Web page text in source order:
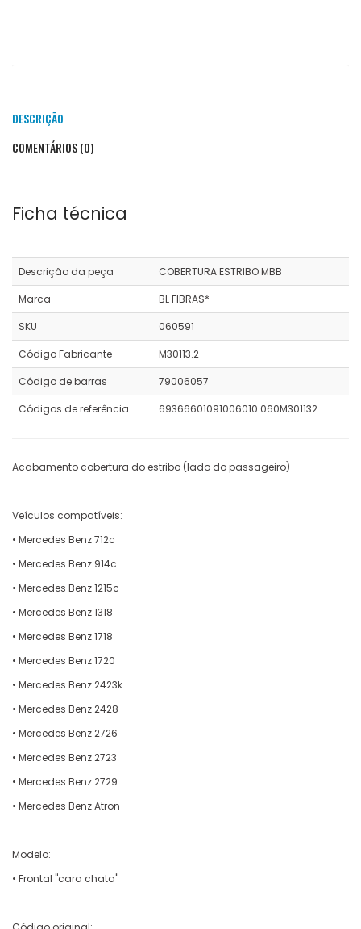
DESCRIÇÃO
COMENTÁRIOS (0)
Ficha técnica
Descrição da peça
COBERTURA ESTRIBO MBB
Marca
BL FIBRAS*
SKU
060591
Código Fabricante
M30113.2
Código de barras
79006057
Códigos de referência
69366601091006010.060M301132
Acabamento cobertura do estribo (lado do passageiro)
Veículos compatíveis:
• Mercedes Benz 712c
• Mercedes Benz 914c
• Mercedes Benz 1215c
• Mercedes Benz 1318
• Mercedes Benz 1718
• Mercedes Benz 1720
• Mercedes Benz 2423k
• Mercedes Benz 2428
• Mercedes Benz 2726
• Mercedes Benz 2723
• Mercedes Benz 2729
• Mercedes Benz Atron
Modelo:
• Frontal "cara chata"